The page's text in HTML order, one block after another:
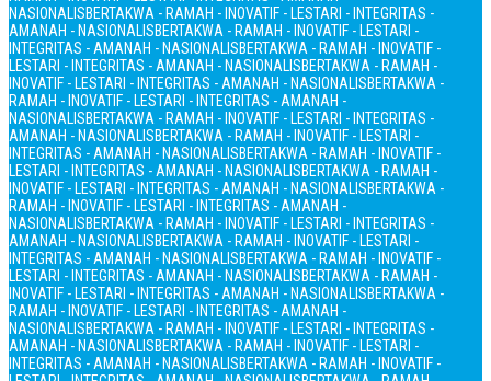
NASIONALISBERTAKWA - RAMAH - INOVATIF - LESTARI - INTEGRITAS -
AMANAH - NASIONALISBERTAKWA - RAMAH - INOVATIF - LESTARI -
INTEGRITAS - AMANAH - NASIONALISBERTAKWA - RAMAH - INOVATIF -
LESTARI - INTEGRITAS - AMANAH - NASIONALISBERTAKWA - RAMAH -
INOVATIF - LESTARI - INTEGRITAS - AMANAH - NASIONALISBERTAKWA -
RAMAH - INOVATIF - LESTARI - INTEGRITAS - AMANAH -
NASIONALISBERTAKWA - RAMAH - INOVATIF - LESTARI - INTEGRITAS -
AMANAH - NASIONALISBERTAKWA - RAMAH - INOVATIF - LESTARI -
INTEGRITAS - AMANAH - NASIONALISBERTAKWA - RAMAH - INOVATIF -
LESTARI - INTEGRITAS - AMANAH - NASIONALISBERTAKWA - RAMAH -
INOVATIF - LESTARI - INTEGRITAS - AMANAH - NASIONALISBERTAKWA -
RAMAH - INOVATIF - LESTARI - INTEGRITAS - AMANAH -
NASIONALISBERTAKWA - RAMAH - INOVATIF - LESTARI - INTEGRITAS -
AMANAH - NASIONALISBERTAKWA - RAMAH - INOVATIF - LESTARI -
INTEGRITAS - AMANAH - NASIONALISBERTAKWA - RAMAH - INOVATIF -
LESTARI - INTEGRITAS - AMANAH - NASIONALISBERTAKWA - RAMAH -
INOVATIF - LESTARI - INTEGRITAS - AMANAH - NASIONALISBERTAKWA -
RAMAH - INOVATIF - LESTARI - INTEGRITAS - AMANAH -
NASIONALISBERTAKWA - RAMAH - INOVATIF - LESTARI - INTEGRITAS -
AMANAH - NASIONALISBERTAKWA - RAMAH - INOVATIF - LESTARI -
INTEGRITAS - AMANAH - NASIONALISBERTAKWA - RAMAH - INOVATIF -